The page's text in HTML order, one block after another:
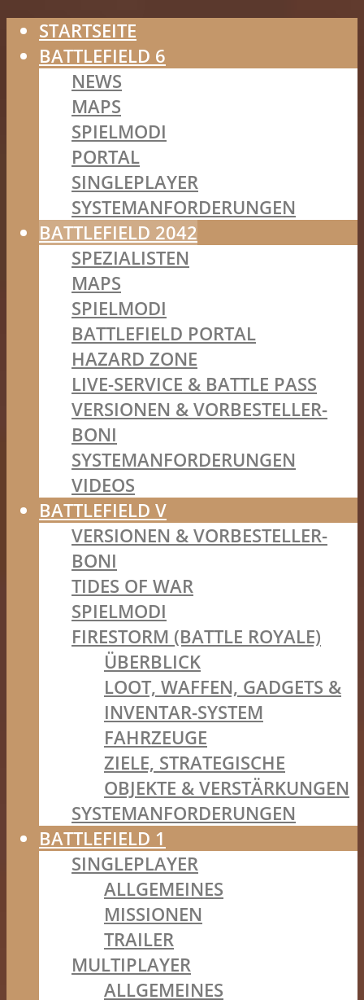
STARTSEITE
BATTLEFIELD 6
NEWS
MAPS
SPIELMODI
PORTAL
SINGLEPLAYER
SYSTEMANFORDERUNGEN
BATTLEFIELD 2042
SPEZIALISTEN
MAPS
SPIELMODI
BATTLEFIELD PORTAL
HAZARD ZONE
LIVE-SERVICE & BATTLE PASS
VERSIONEN & VORBESTELLER-
BONI
SYSTEMANFORDERUNGEN
VIDEOS
BATTLEFIELD V
VERSIONEN & VORBESTELLER-
BONI
TIDES OF WAR
SPIELMODI
FIRESTORM (BATTLE ROYALE)
ÜBERBLICK
LOOT, WAFFEN, GADGETS &
INVENTAR-SYSTEM
FAHRZEUGE
ZIELE, STRATEGISCHE
OBJEKTE & VERSTÄRKUNGEN
SYSTEMANFORDERUNGEN
BATTLEFIELD 1
SINGLEPLAYER
ALLGEMEINES
MISSIONEN
TRAILER
MULTIPLAYER
ALLGEMEINES